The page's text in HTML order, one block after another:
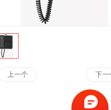
上一个 下一